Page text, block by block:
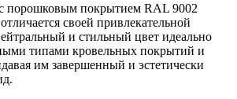
порошковым покрытием RAL 9002
своей привлекательной
и стильный цвет идеально
типами кровельных покрытий и
им завершенный и эстетически